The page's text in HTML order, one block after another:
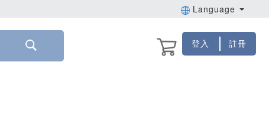
Language
登入 註冊